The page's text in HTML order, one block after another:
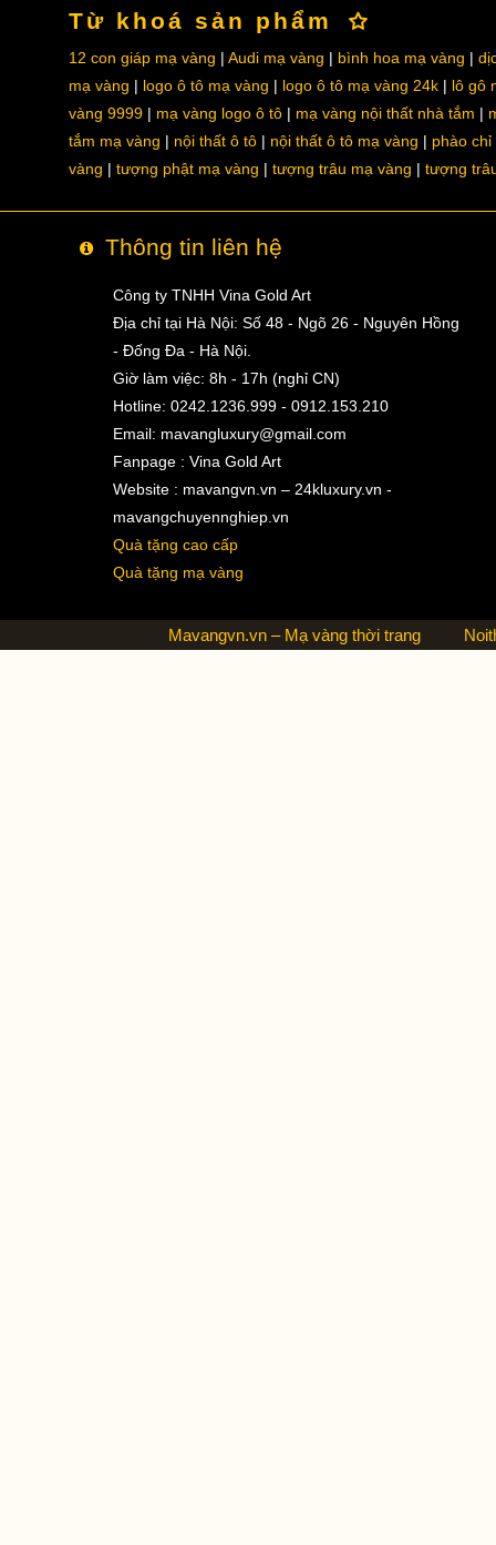
Từ khoá sản phẩm
12 con giáp mạ vàng Audi mạ vàng bình hoa mạ vàng
mạ vàng
logo ô tô mạ vàng logo ô tô mạ vàng 24k
lô gô
vàng 9999
mạ vàng logo ô tô mạ vàng nội thất nhà tắm
tắm mạ vàng
nội thất ô tô nội thất ô tô mạ vàng
phào chỉ
vàng
tượng phật mạ vàng tượng trâu mạ vàng tượng
Thông tin liên hệ
Công ty TNHH Vina Gold Art
Địa chỉ tại Hà Nội: Số 48 - Ngõ 26 - Nguyên Hồng
- Đống Đa - Hà Nội.
Giờ làm việc: 8h - 17h (nghỉ CN)
Hotline: 0242.1236.999 - 0912.153.210
Email: mavangluxury@gmail.com
Fanpage : Vina Gold Art
Website : mavangvn.vn – 24kluxury.vn -
mavangchuyennghiep.vn
Quà tặng cao cấp
Quà tặng mạ vàng
Mavangvn.vn – Mạ vàng thời trang